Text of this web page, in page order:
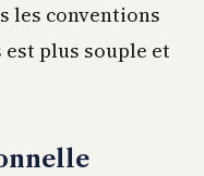
les conventions
plus souple et